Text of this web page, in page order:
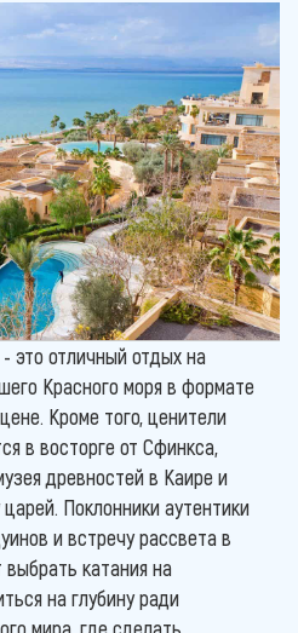
это отличный отдых на
Красного моря в формате
Кроме того, ценители
в восторге от Сфинкса,
древностей в Каире и
Поклонники аутентики
и встречу рассвета в
катания на
на глубину ради